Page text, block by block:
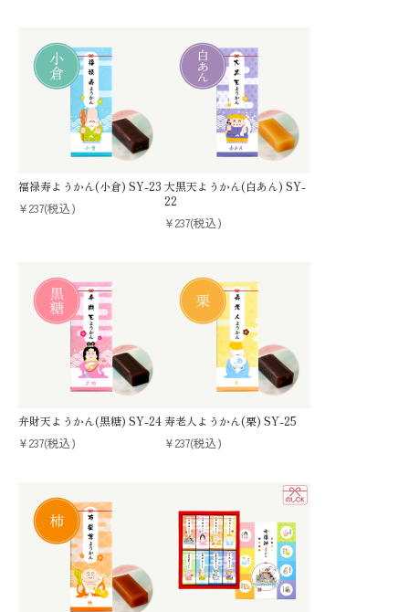
福禄寿ようかん(小倉) SY-23
¥237(税込)
大黒天ようかん(白あん) SY-
22
¥237(税込)
弁財天ようかん(黒糖) SY-24
¥237(税込)
寿老人ようかん(栗) SY-25
¥237(税込)